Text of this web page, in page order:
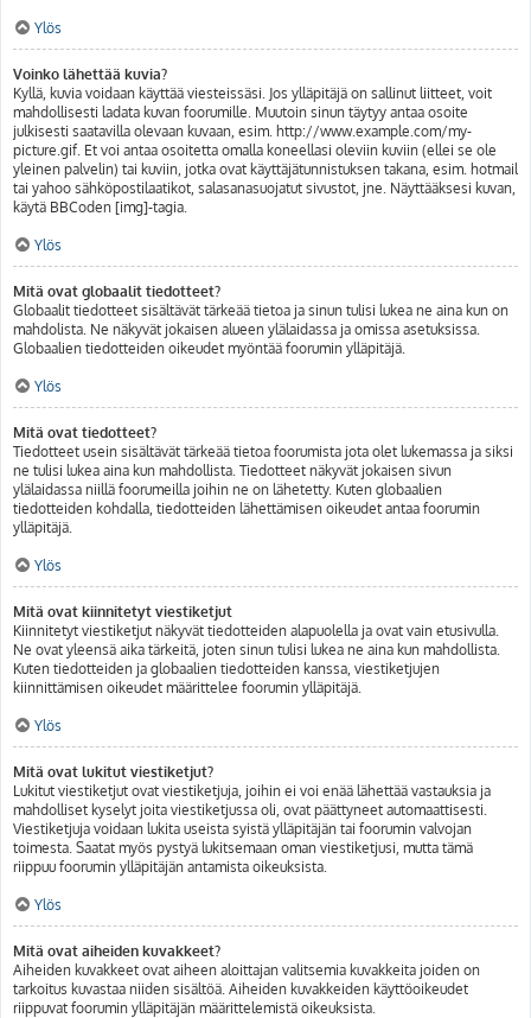
Ylös
Voinko lähettää kuvia?
Kyllä, kuvia voidaan käyttää viesteissäsi. Jos ylläpitäjä on sallinut liitteet, voit
mahdollisesti ladata kuvan foorumille. Muutoin sinun täytyy antaa osoite
julkisesti saatavilla olevaan kuvaan, esim. http://www.example.com/my-
picture.gif. Et voi antaa osoitetta omalla koneellasi oleviin kuviin (ellei se ole
yleinen palvelin) tai kuviin, jotka ovat käyttäjätunnistuksen takana, esim. hotmail
tai yahoo sähköpostilaatikot, salasanasuojatut sivustot, jne. Näyttääksesi kuvan,
käytä BBCoden [img]-tagia.
Ylös
Mitä ovat globaalit tiedotteet?
Globaalit tiedotteet sisältävät tärkeää tietoa ja sinun tulisi lukea ne aina kun on
mahdolista. Ne näkyvät jokaisen alueen ylälaidassa ja omissa asetuksissa.
Globaalien tiedotteiden oikeudet myöntää foorumin ylläpitäjä.
Ylös
Mitä ovat tiedotteet?
Tiedotteet usein sisältävät tärkeää tietoa foorumista jota olet lukemassa ja siksi
ne tulisi lukea aina kun mahdollista. Tiedotteet näkyvät jokaisen sivun
ylälaidassa niillä foorumeilla joihin ne on lähetetty. Kuten globaalien
tiedotteiden kohdalla, tiedotteiden lähettämisen oikeudet antaa foorumin
ylläpitäjä.
Ylös
Mitä ovat kiinnitetyt viestiketjut
Kiinnitetyt viestiketjut näkyvät tiedotteiden alapuolella ja ovat vain etusivulla.
Ne ovat yleensä aika tärkeitä, joten sinun tulisi lukea ne aina kun mahdollista.
Kuten tiedotteiden ja globaalien tiedotteiden kanssa, viestiketjujen
kiinnittämisen oikeudet määrittelee foorumin ylläpitäjä.
Ylös
Mitä ovat lukitut viestiketjut?
Lukitut viestiketjut ovat viestiketjuja, joihin ei voi enää lähettää vastauksia ja
mahdolliset kyselyt joita viestiketjussa oli, ovat päättyneet automaattisesti.
Viestiketjuja voidaan lukita useista syistä ylläpitäjän tai foorumin valvojan
toimesta. Saatat myös pystyä lukitsemaan oman viestiketjusi, mutta tämä
riippuu foorumin ylläpitäjän antamista oikeuksista.
Ylös
Mitä ovat aiheiden kuvakkeet?
Aiheiden kuvakkeet ovat aiheen aloittajan valitsemia kuvakkeita joiden on
tarkoitus kuvastaa niiden sisältöä. Aiheiden kuvakkeiden käyttöoikeudet
riippuvat foorumin ylläpitäjän määrittelemistä oikeuksista.